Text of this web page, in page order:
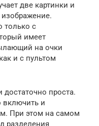
две картинки и
только с
имеет
на очки
и с пультом
достаточно проста.
включить и
При этом на самом
разделения